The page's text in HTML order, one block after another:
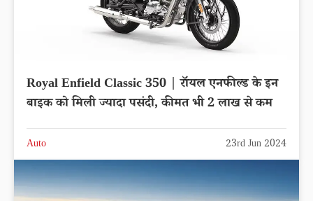
Royal Enfield Classic 350 | रॉयल एनफील्ड के इन
बाइक को मिली ज्यादा पसंदी, कीमत भी 2 लाख से कम
Auto 23rd Jun 2024